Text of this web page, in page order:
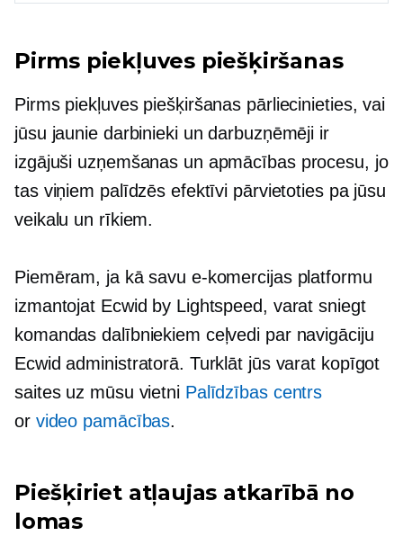
Pirms piekļuves piešķiršanas
Pirms piekļuves piešķiršanas pārliecinieties, vai
jūsu jaunie darbinieki un darbuzņēmēji ir
izgājuši uzņemšanas un apmācības procesu, jo
tas viņiem palīdzēs efektīvi pārvietoties pa jūsu
veikalu un rīkiem.
Piemēram, ja kā savu e-komercijas platformu
izmantojat Ecwid by Lightspeed, varat sniegt
komandas dalībniekiem ceļvedi par navigāciju
Ecwid administratorā. Turklāt jūs varat kopīgot
saites uz mūsu vietni Palīdzības centrs
or video pamācības.
Piešķiriet atļaujas atkarībā no
lomas